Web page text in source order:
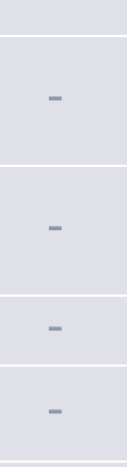
−
−
−
−